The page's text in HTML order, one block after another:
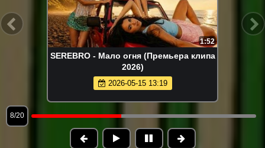
1:52
SEREBRO - Мало огня (Премьера клипа
2026)
2026-05-15 13:19
8/20